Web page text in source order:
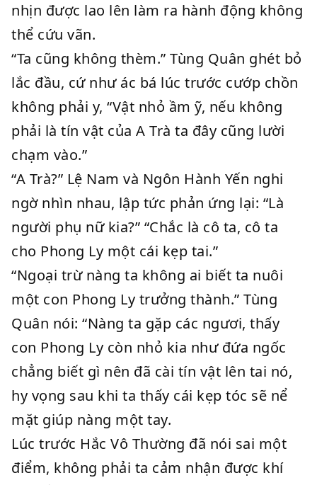
nhịn được lao lên làm ra hành động không
thể cứu vãn.
“Ta cũng không thèm.” Tùng Quân ghét bỏ
lắc đầu, cứ như ác bá lúc trước cướp chồn
không phải y, “Vật nhỏ ầm ỹ, nếu không
phải là tín vật của A Trà ta đây cũng lười
chạm vào.”
“A Trà?” Lệ Nam và Ngôn Hành Yến nghi
ngờ nhìn nhau, lập tức phản ứng lại: “Là
người phụ nữ kia?” “Chắc là cô ta, cô ta
cho Phong Ly một cái kẹp tai.”
“Ngoại trừ nàng ta không ai biết ta nuôi
một con Phong Ly trưởng thành.” Tùng
Quân nói: “Nàng ta gặp các ngươi, thấy
con Phong Ly còn nhỏ kia như đứa ngốc
chẳng biết gì nên đã cài tín vật lên tai nó,
hy vọng sau khi ta thấy cái kẹp tóc sẽ nể
mặt giúp nàng một tay.
Lúc trước Hắc Vô Thường đã nói sai một
điểm, không phải ta cảm nhận được khí